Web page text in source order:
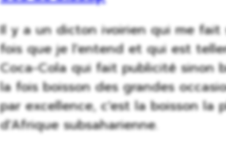
Il y a un dicton ivoirien qui me fait
fois que je l'entend et qui est
Coca-Cola qui fait publicité sinon
la fois boisson des grandes
par excellence, c'est la boisson la
d'Afrique subsaharienne.